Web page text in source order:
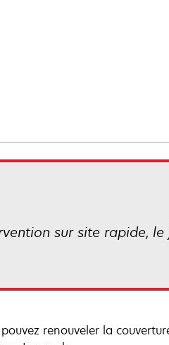
sur site rapide,
renouveler la